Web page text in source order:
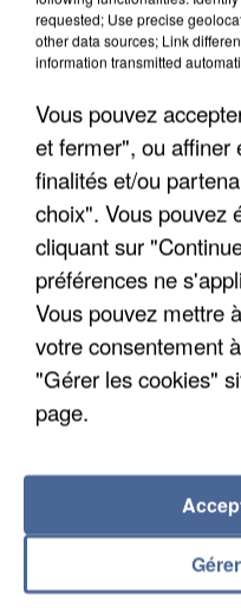
APRÈS TOUTES CES
DE FAUNE SAUVAGE
L’UN DES
MAFIA INTERPELLÉ
requested; Use precise
other data sources; Link
information transmitted
Vous pouvez
et fermer", ou affiner
finalités et/ou
choix". Vous pouvez
cliquant sur
préférences ne
Vous pouvez mettre
votre consentement
"Gérer les cookies"
page.